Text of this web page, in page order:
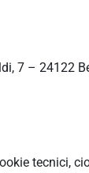
7 – 24122
tecnici,